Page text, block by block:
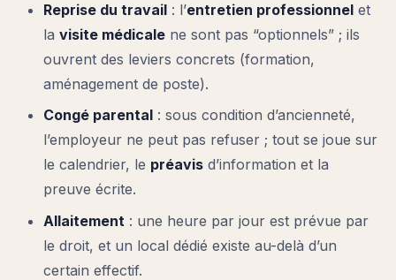
Reprise du travail: l’entretien professionnelet
la visite médicalene sont pas “optionnels” ; ils
ouvrent des leviers concrets (formation,
aménagement de poste).
Congé parental: sous condition d’ancienneté,
l’employeur ne peut pas refuser ; tout se joue sur
le calendrier, le préavisd’information et la
preuve écrite.
Allaitement : une heure par jour est prévue par
le droit, et un local dédié existe au-delà d’un
certain effectif.